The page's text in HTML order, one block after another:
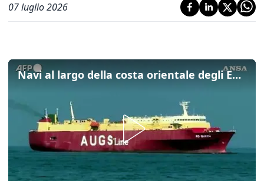
07 luglio 2026
Navi al largo della costa orientale degli Emirati Arabi Uniti, vicino allo Stretto di Hormuz